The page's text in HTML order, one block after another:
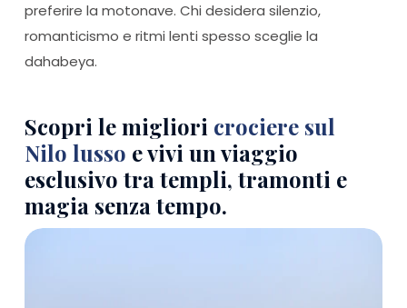
preferire la motonave. Chi desidera silenzio,
romanticismo e ritmi lenti spesso sceglie la
dahabeya.
Scopri le migliori crociere sul
Nilo lusso e vivi un viaggio
esclusivo tra templi, tramonti e
magia senza tempo.